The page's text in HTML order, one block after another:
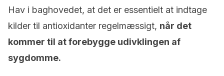
Hav i baghovedet, at det er essentielt at indtage
kilder til antioxidanter regelmæssigt, når det
kommer til at forebygge udivklingen af
sygdomme.